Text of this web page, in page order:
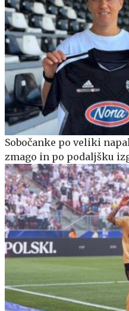
Sobočanke po veliki
zmago in po podaljšku